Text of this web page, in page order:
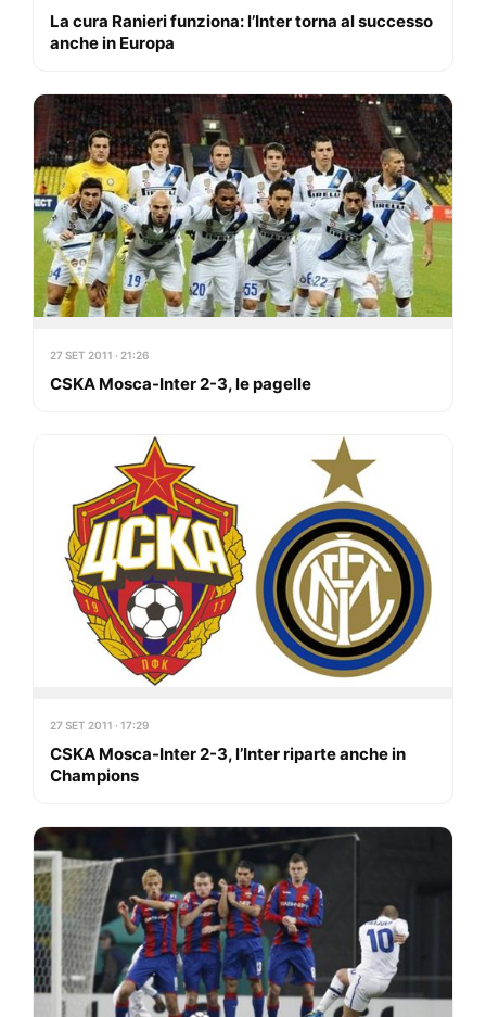
La cura Ranieri funziona: l’Inter torna al successo
anche in Europa
27 SET 2011 · 21:26
CSKA Mosca-Inter 2-3, le pagelle
27 SET 2011 · 17:29
CSKA Mosca-Inter 2-3, l’Inter riparte anche in
Champions